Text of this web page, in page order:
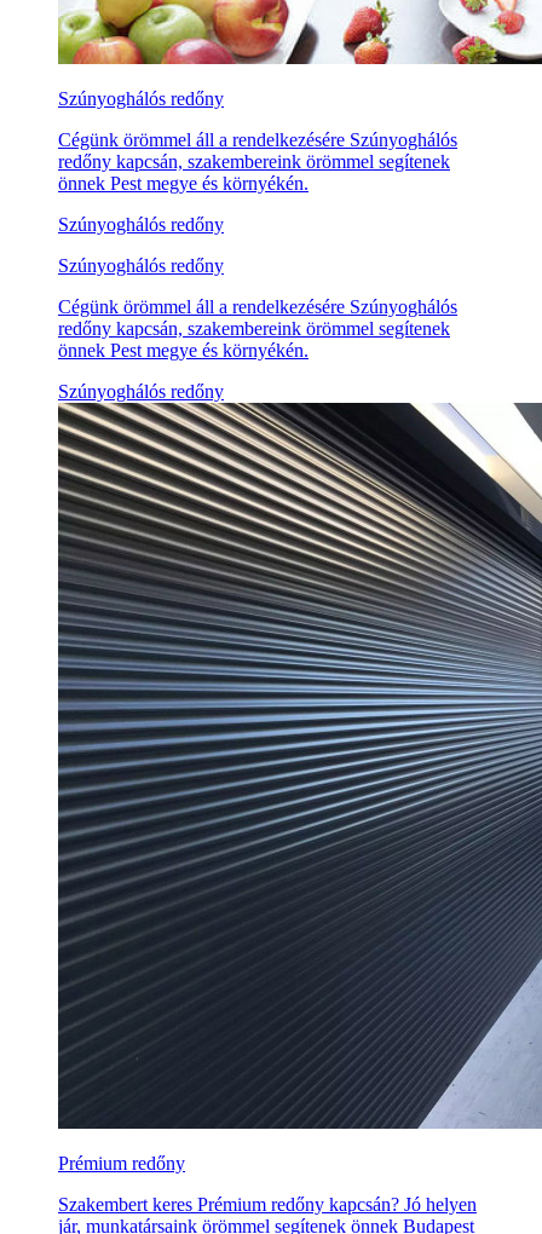
Szúnyoghálós redőny
Cégünk örömmel áll a rendelkezésére Szúnyoghálós
redőny kapcsán, szakembereink örömmel segítenek
önnek Pest megye és környékén.
Szúnyoghálós redőny
Szúnyoghálós redőny
Cégünk örömmel áll a rendelkezésére Szúnyoghálós
redőny kapcsán, szakembereink örömmel segítenek
önnek Pest megye és környékén.
Szúnyoghálós redőny
Prémium redőny
Szakembert keres Prémium redőny kapcsán? Jó helyen
jár, munkatársaink örömmel segítenek önnek Budapest